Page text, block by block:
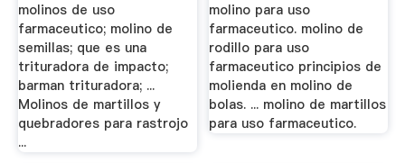
molinos de uso
farmaceutico; molino de
semillas; que es una
trituradora de impacto;
barman trituradora; ...
Molinos de martillos y
quebradores para rastrojo
...
molino para uso
farmaceutico. molino de
rodillo para uso
farmaceutico principios de
molienda en molino de
bolas. ... molino de martillos
para uso farmaceutico.